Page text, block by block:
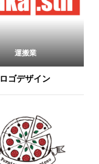
運搬業
ロゴデザイン